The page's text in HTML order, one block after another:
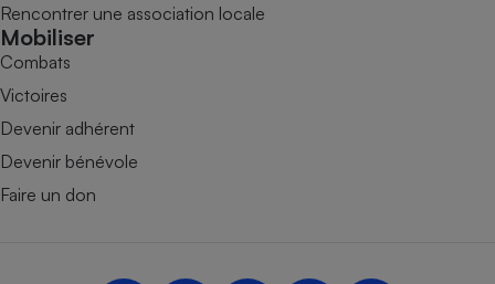
Rencontrer une association locale
Mobiliser
Combats
Victoires
Devenir adhérent
Devenir bénévole
Faire un don